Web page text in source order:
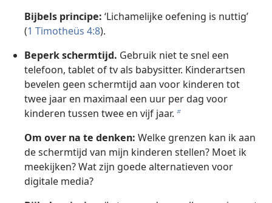
Bijbels principe: ‘Lichamelijke oefening is nuttig’
(1 Timotheüs 4:8).
Beperk schermtijd. Gebruik niet te snel een
telefoon, tablet of tv als babysitter. Kinderartsen
bevelen geen schermtijd aan voor kinderen tot
twee jaar en maximaal een uur per dag voor
kinderen tussen twee en vijf jaar. b
Om over na te denken: Welke grenzen kan ik aan
de schermtijd van mijn kinderen stellen? Moet ik
meekijken? Wat zijn goede alternatieven voor
digitale media?